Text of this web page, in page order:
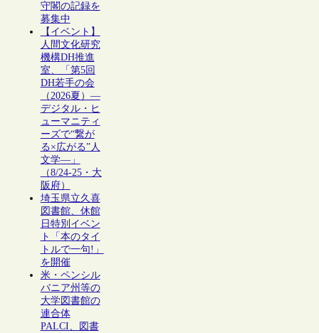
守閣の記録を
募集中
【イベント】
人間文化研究
機構DH推進
室、「第5回
DH若手の会
（2026夏）―
デジタル・ヒ
ューマニティ
ーズで“繋が
る×広がる”人
文学―」
（8/24-25・大
阪府）
埼玉県立久喜
図書館、休館
日特別イベン
ト「本のタイ
トルで一句!」
を開催
米・ペンシル
バニア州等の
大学図書館の
連合体
PALCI、図書